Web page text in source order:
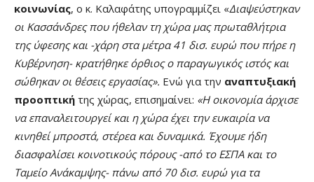
κοινωνίας, ο κ. Καλαφάτης υπογραμμίζει «Διαψεύστηκαν
οι Κασσάνδρες που ήθελαν τη χώρα μας πρωταθλήτρια
της ύφεσης και -χάρη στα μέτρα 41 δισ. ευρώ που πήρε η
Κυβέρνηση- κρατήθηκε όρθιος ο παραγωγικός ιστός και
σώθηκαν οι θέσεις εργασίας». Ενώ για την αναπτυξιακή
προοπτική της χώρας, επισημαίνει: «Η οικονομία άρχισε
να επαναλειτουργεί και η χώρα έχει την ευκαιρία να
κινηθεί μπροστά, στέρεα και δυναμικά. Έχουμε ήδη
διασφαλίσει κοινοτικούς πόρους -από το ΕΣΠΑ και το
Ταμείο Ανάκαμψης- πάνω από 70 δισ. ευρώ για τα